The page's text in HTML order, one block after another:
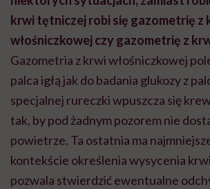
krwi tętniczej robi się gazometrię z
włośniczkowej czy gazometrię z
Gazometria z krwi włośniczkowej
palca igłą jak do badania glukozy z
specjalnej rureczki wpuszcza się
tak, by pod żadnym pozorem nie
powietrze. Ta ostatnia ma
kontekście określenia wysycenia
pozwala stwierdzić ewentualne